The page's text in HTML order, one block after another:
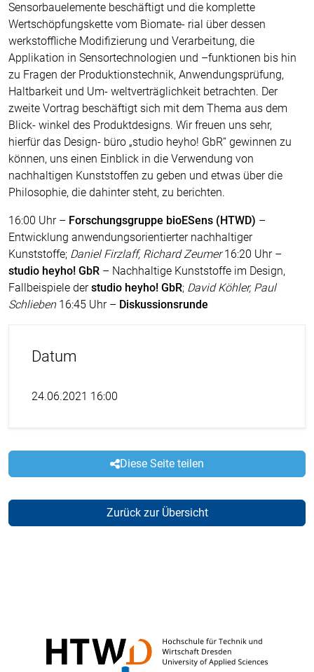
Sensorbauelemente beschäftigt und die komplette
Wertschöpfungskette vom Biomate- rial über dessen
werkstoffliche Modifizierung und Verarbeitung, die
Applikation in Sensortechnologien und –funktionen bis hin
zu Fragen der Produktionstechnik, Anwendungsprüfung,
Haltbarkeit und Um- weltverträglichkeit betrachten. Der
zweite Vortrag beschäftigt sich mit dem Thema aus dem
Blick- winkel des Produktdesigns. Wir freuen uns sehr,
hierfür das Design- büro „studio heyho! GbR“ gewinnen zu
können, uns einen Einblick in die Verwendung von
nachhaltigen Kunststoffen zu geben und etwas über die
Philosophie, die dahinter steht, zu berichten.
16:00 Uhr – Forschungsgruppe bioESens (HTWD) –
Entwicklung anwendungsorientierter nachhaltiger
Kunststoffe; Daniel Firzlaff, Richard Zeumer16:20 Uhr –
studio heyho! GbR – Nachhaltige Kunststoffe im Design,
Fallbeispiele derstudio heyho! GbR; David Köhler, Paul
Schlieben16:45 Uhr – Diskussionsrunde
Datum
24.06.2021 16:00
Diese Seite teilen
Zurück zur Übersicht